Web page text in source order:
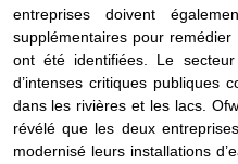
entreprises doivent
supplémentaires pour
ont été identifiées. Le
d’intenses critiques publiques
dans les rivières et les lacs.
révélé que les deux
modernisé leurs installations